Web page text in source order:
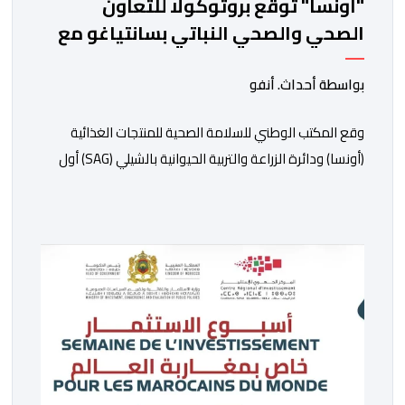
الصحي والصحي النباتي بسانتياغو مع
دائرة الزراعة وتربية المواشي
بواسطة أحداث. أنفو
وقع المكتب الوطني للسلامة الصحية للمنتجات الغذائية
(أونسا) ودائرة الزراعة والتربية الحيوانية بالشيلي (SAG) أول
السلطات الشيلية، وممثلين عن القطاع الخاص ومن أوساط
التصدير، من مواءمة الإجراءات الصحية، والصحية النباتية
المطبقة على […]